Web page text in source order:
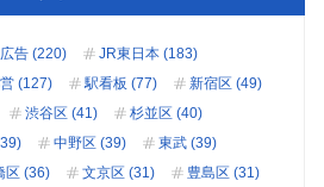
告 (220)
JR東日本 (183)
(127) 駅看板 (77)
新宿区 (49)
渋谷区 (41)
杉並区 (40)
中野区 (39)
東武 (39)
区 (36) 文京区 (31)
豊島区 (31)